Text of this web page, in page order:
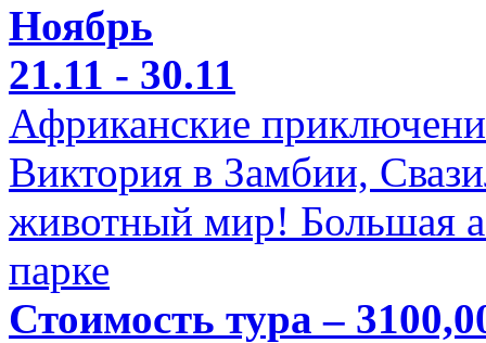
Ноябрь
21.11 - 30.11
Африканские
Виктория в Замбии,
животный мир! Большая
парке
Стоимость тура –